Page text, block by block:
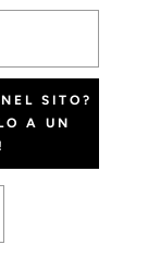
SITO?
A UN